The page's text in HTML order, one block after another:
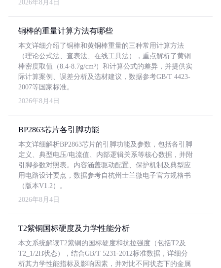
2026年8月4日
铜棒的重量计算方法有哪些
本文详细介绍了铜棒和黄铜棒重量的三种常用计算方法
（理论公式法、查表法、在线工具法），重点解析了黄铜
棒密度取值（8.4-8.7g/cm³）和计算公式的差异，并提供实
际计算案例、误差分析及选材建议，数据参考GB/T 4423-
2007等国家标准。
2026年8月4日
BP2863芯片各引脚功能
本文详细解析BP2863芯片的引脚功能及参数，包括各引脚
定义、典型电压/电流值、内部逻辑关系等核心数据，并附
引脚参数对照表。内容涵盖驱动配置、保护机制及典型应
用电路设计要点，数据参考自杭州士兰微电子官方规格书
（版本V1.2）。
2026年8月4日
T2紫铜国标硬度及力学性能分析
本文系统解读T2紫铜的国标硬度和抗拉强度（包括T2及
T2_1/2H状态），结合GB/T 5231-2012标准数据，详细分
析其力学性能指标及影响因素，并对比不同状态下的金属